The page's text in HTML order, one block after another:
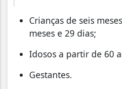
Crianças de seis
meses e 29 dias;
Idosos a partir de 60
Gestantes.